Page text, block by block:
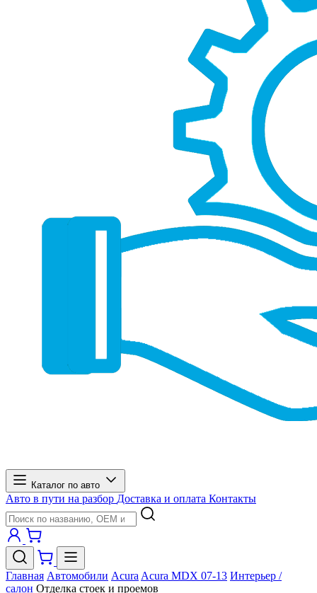
Каталог по авто
Авто в пути на разбор Доставка и оплата Контакты
Главная Автомобили Acura Acura MDX 07-13 Интерьер /
салон Отделка стоек и проемов